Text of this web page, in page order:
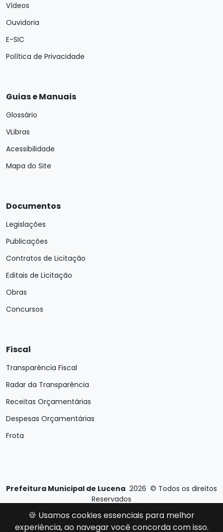
Vídeos
Ouvidoria
E-SIC
Política de Privacidade
Guias e Manuais
Glossário
VLibras
Acessibilidade
Mapa do Site
Documentos
Legislações
Publicações
Contratos de Licitação
Editais de Licitação
Obras
Concursos
Fiscal
Transparência Fiscal
Radar da Transparência
Receitas Orçamentárias
Despesas Orçamentárias
Frota
Prefeitura Municipal de Lucena 2026 © Todos os direitos
Reservados
Desenvolvido porE-Ticons| Versão: 2.4.1
🍪 Usamos cookies essenciais para melhor
experiência, ao navegar você concorda com isso.